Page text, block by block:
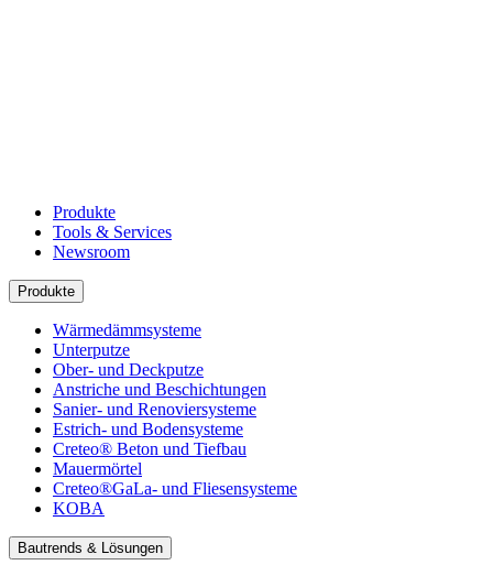
Produkte
Tools & Services
Newsroom
Produkte
Wärmedämmsysteme
Unterputze
Ober- und Deckputze
Anstriche und Beschichtungen
Sanier- und Renoviersysteme
Estrich- und Bodensysteme
Creteo® Beton und Tiefbau
Mauermörtel
Creteo®GaLa- und Fliesensysteme
KOBA
Bautrends & Lösungen